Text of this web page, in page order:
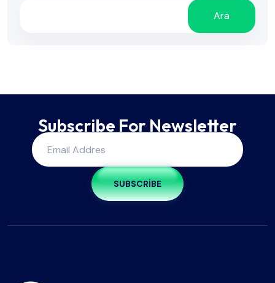
Ara
Subscribe For Newsletter
SUBSCRIBE